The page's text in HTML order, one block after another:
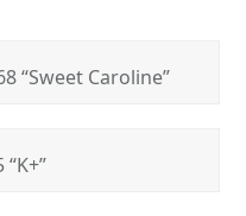
“Sweet Caroline”